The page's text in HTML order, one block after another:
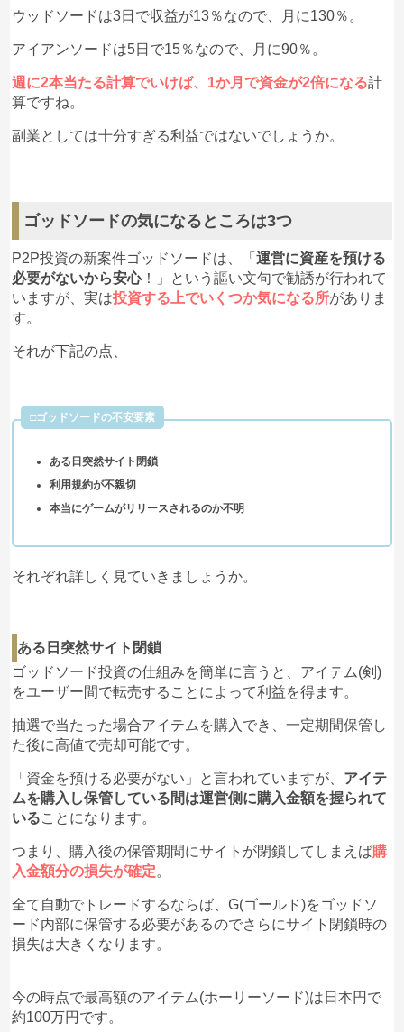
ウッドソードは3日で収益が13％なので、月に130％。
アイアンソードは5日で15％なので、月に90％。
週に2本当たる計算でいけば、1か月で資金が2倍になる計
算ですね。
副業としては十分すぎる利益ではないでしょうか。
ゴッドソードの気になるところは3つ
P2P投資の新案件ゴッドソードは、「運営に資産を預ける
必要がないから安心！」という謳い文句で勧誘が行われて
いますが、実は投資する上でいくつか気になる所がありま
す。
それが下記の点、
□ゴッドソードの不安要素
ある日突然サイト閉鎖
利用規約が不親切
本当にゲームがリリースされるのか不明
それぞれ詳しく見ていきましょうか。
ある日突然サイト閉鎖
ゴッドソード投資の仕組みを簡単に言うと、アイテム(剣)
をユーザー間で転売することによって利益を得ます。
抽選で当たった場合アイテムを購入でき、一定期間保管し
た後に高値で売却可能です。
「資金を預ける必要がない」と言われていますが、 アイテ
ムを購入し保管している間は運営側に購入金額を握られて
いることになります。
つまり、購入後の保管期間にサイトが閉鎖してしまえば購
入金額分の損失が確定。
全て自動でトレードするならば、G(ゴールド)をゴッドソ
ード内部に保管する必要があるのでさらにサイト閉鎖時の
損失は大きくなります。
今の時点で最高額のアイテム(ホーリーソード)は日本円で
約100万円です。